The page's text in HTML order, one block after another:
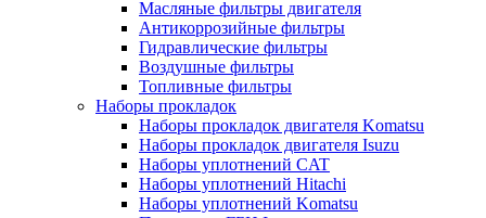
Масляные фильтры двигателя
Антикоррозийные фильтры
Гидравлические фильтры
Воздушные фильтры
Топливные фильтры
Наборы прокладок
Наборы прокладок двигателя Komatsu
Наборы прокладок двигателя Isuzu
Наборы уплотнений CAT
Наборы уплотнений Hitachi
Наборы уплотнений Komatsu